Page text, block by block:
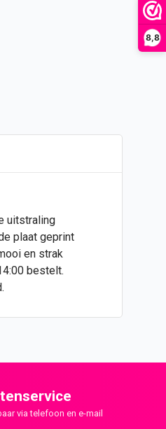
8,8
uitstraling
plaat geprint
en strak
bestelt.
via telefoon en e-mail